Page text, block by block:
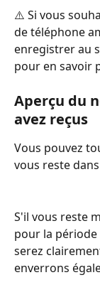
⚠️ Si vous
de téléphone
enregistrer au
pour en savoir
Aperçu du
avez reçus
Vous pouvez
vous reste
S'il vous reste
pour la
serez
enverrons